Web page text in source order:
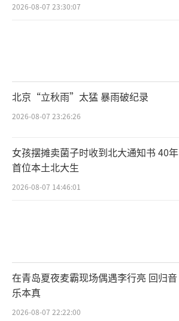
2026-08-07 23:30:07
北京“立秋雨”太猛 暴雨破纪录
2026-08-07 23:26:26
女孩摆摊卖菌子时收到北大通知书 40年
首位本土北大生
2026-08-07 14:46:01
在青岛夏夜麦霸现场偶遇李行亮 回归音
乐本真
2026-08-07 22:22:00